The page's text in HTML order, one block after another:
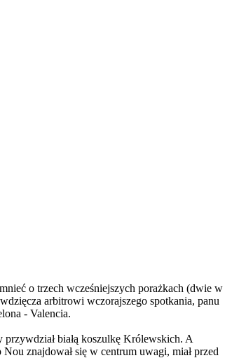
o trzech wcześniejszych porażkach (dwie w
arbitrowi wczorajszego spotkania, panu
- Valencia.
białą koszulkę Królewskich. A
znajdował się w centrum uwagi, miał przed